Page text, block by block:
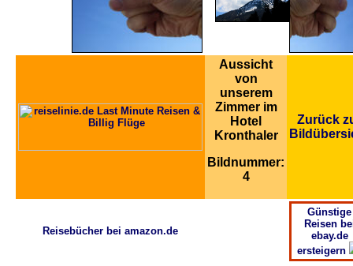
Aussicht
von
unserem
Zimmer im
Hotel
Kronthaler
Bildnummer:
4
Zurück
Reisebücher bei amazon.de
Günstige
Reisen
ebay.de
ersteigern